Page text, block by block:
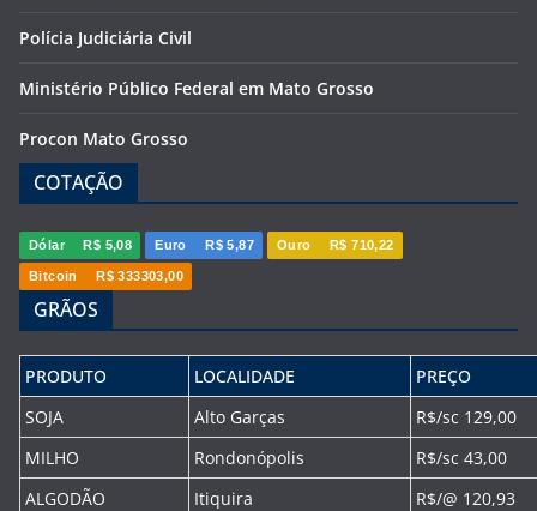
Polícia Judiciária Civil
Ministério Público Federal em Mato Grosso
Procon Mato Grosso
COTAÇÃO
Dólar R$ 5,08 Euro R$ 5,87 Ouro R$ 710,22
Bitcoin R$ 333303,00
GRÃOS
PRODUTO LOCALIDADE
PREÇO
SOJA
Alto Garças
R$/sc 129,00
MILHO
Rondonópolis
R$/sc 43,00
ALGODÃO
Itiquira R$/@ 120,93